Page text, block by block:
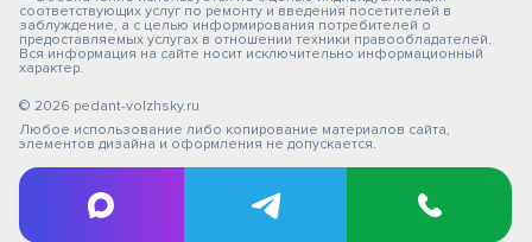
соответствующих услуг по ремонту и введения посетителей в
заблуждение, а с целью информирования потребителей о
предоставляемых услугах в отношении техники правообладателей.
Вся информация на сайте носит исключительно информационный
характер.
© 2026 pedant-volzhsky.ru
Любое использование либо копирование материалов сайта,
элементов дизайна и оформления не допускается.